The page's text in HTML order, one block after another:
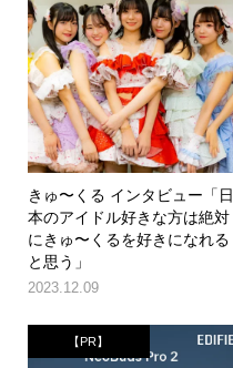
きゅ〜くる インタビュー「日
本のアイドル好きな方は絶対
にきゅ〜くるを好きになれる
と思う」
2023.12.09
【PR】